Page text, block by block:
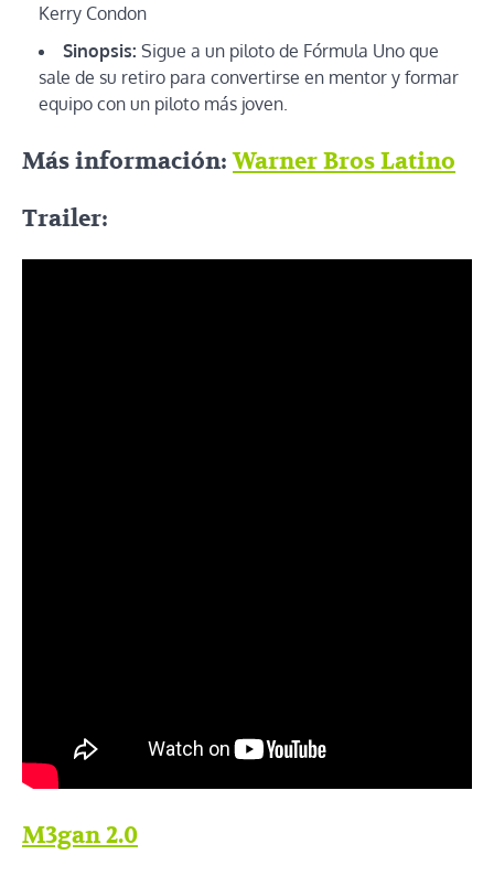
Kerry Condon
Sinopsis: Sigue a un piloto de Fórmula Uno que
sale de su retiro para convertirse en mentor y formar
equipo con un piloto más joven.
Más información:Warner Bros Latino
Trailer:
M3gan 2.0